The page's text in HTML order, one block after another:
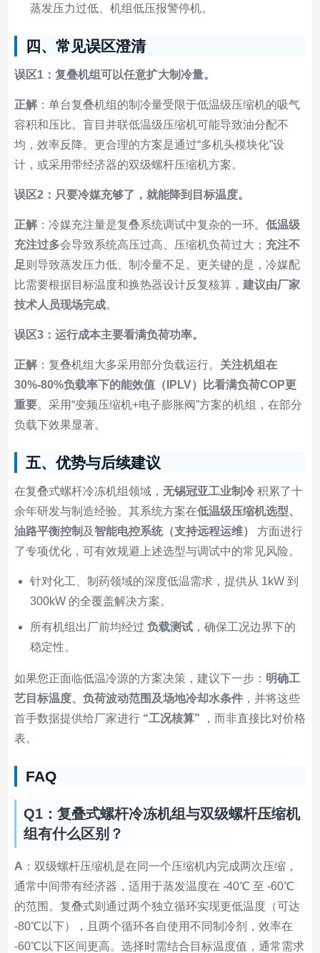
蒸发压力过低、机组低压报警停机。
四、常见误区澄清
误区1：复叠机组可以任意扩大制冷量。
正解：单台复叠机组的制冷量受限于低温级压缩机的吸气
容积和压比。盲目并联低温级压缩机可能导致油分配不
均，效率反降。更合理的方案是通过“多机头模块化”设
计，或采用带经济器的双级螺杆压缩机方案。
误区2：只要冷媒充够了，就能降到目标温度。
正解：冷媒充注量是复叠系统调试中复杂的一环。 低温级
充注过多会导致系统高压过高、压缩机负荷过大； 充注不
足 则导致蒸发压力低、制冷量不足。更关键的是，冷媒配
比需要根据目标温度和换热器设计反复核算， 建议由厂家
技术人员现场完成。
误区3：运行成本主要看满负荷功率。
正解：复叠机组大多采用部分负载运行。 关注机组在
30%-80%负载率下的能效值（IPLV）比看满负荷COP更
重要。采用“变频压缩机+电子膨胀阀”方案的机组，在部分
负载下效果显著。
五、优势与后续建议
在复叠式螺杆冷冻机组领域， 无锡冠亚工业制冷积累了十
余年研发与制造经验。其系统方案在低温级压缩机选型、
油路平衡控制 及智能电控系统（支持远程运维）
方面进行
了专项优化，可有效规避上述选型与调试中的常见风险。
针对化工、制药领域的深度低温需求，提供从 1kW 到
300kW 的全覆盖解决方案。
所有机组出厂前均经过 负载测试，确保工况边界下的
稳定性。
如果您正面临低温冷源的方案决策，建议下一步： 明确工
艺目标温度、负荷波动范围及场地冷却水条件，并将这些
首手数据提供给厂家进行 “工况核算” ，而非直接比对价格
表。
FAQ
Q1：复叠式螺杆冷冻机组与双级螺杆压缩机
组有什么区别？
A ：双级螺杆压缩机是在同一个压缩机内完成两次压缩，
通常中间带有经济器，适用于蒸发温度在 -40℃ 至 -60℃
的范围。复叠式则通过两个独立循环实现更低温度（可达
-80℃以下），且两个循环各自使用不同制冷剂，效率在
-60℃以下区间更高。选择时需结合目标温度值，通常需求